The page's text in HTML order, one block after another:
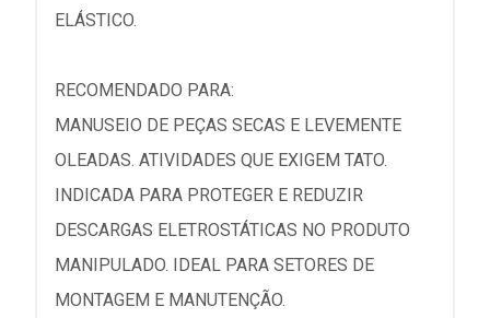
ELÁSTICO.
RECOMENDADO PARA:
MANUSEIO DE PEÇAS SECAS E LEVEMENTE
OLEADAS. ATIVIDADES QUE EXIGEM TATO.
INDICADA PARA PROTEGER E REDUZIR
DESCARGAS ELETROSTÁTICAS NO PRODUTO
MANIPULADO. IDEAL PARA SETORES DE
MONTAGEM E MANUTENÇÃO.